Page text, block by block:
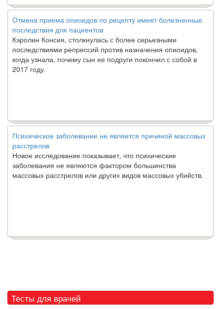
Отмена приема опиоидов по рецепту имеет болезненные
последствия для пациентов
Кэролин Консия, столкнулась с более серьезными
последствиями репрессий против назначения опиоидов,
когда узнала, почему сын ее подруги покончил с собой в
2017 году.
Психическое заболевание не является причиной массовых
расстрелов
Новое исследование показывает, что психические
заболевания не являются фактором большинства
массовых расстрелов или других видов массовых убийств.
Тесты для врачей